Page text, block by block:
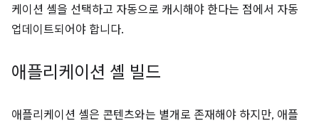
케이션 셸을 선택하고 자동으로 캐시해야 한다는 점에서 자동
업데이트되어야 합니다.
애플리케이션 셸 빌드
애플리케이션 셸은 콘텐츠와는 별개로 존재해야 하지만, 애플